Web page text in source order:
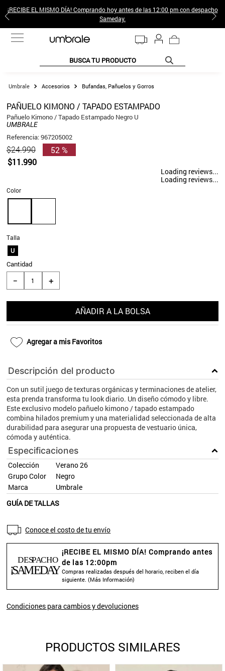
¡RECIBE EL MISMO DÍA! Comprando hoy antes de las 12:00 pm con despacho
Sameday.
BUSCA TU PRODUCTO
Accesorios Bufandas, Pañuelos y Gorros
PAÑUELO KIMONO / TAPADO ESTAMPADO
Pañuelo Kimono / Tapado Estampado Negro U
UMBRALE
Referencia:967205002
$24.990
$11.990
52 %
Loading reviews...
Loading reviews...
Talla
U
Color
Cantidad
＋
－
AÑADIR A LA BOLSA
Agregar a mis Favoritos
Descripción del producto
Con un sutil juego de texturas orgánicas y terminaciones de atelier,
esta prenda transforma tu look diario. Un diseño cómodo y libre.
Este exclusivo modelo pañuelo kimono / tapado estampado
combina hilados premium y una materialidad seleccionada de alta
durabilidad para asegurar una propuesta de vestuario única,
cómoda y auténtica.
Especificaciones
Colección
Verano 26
Grupo Color
Negro
Marca
Umbrale
GUÍA DE TALLAS
Conoce el costo de tu envío
¡RECIBE EL MISMO DÍA! Comprando antes
de las 12:00pm
Compras realizadas después del horario, reciben el día
siguiente. (Más Información)
Condiciones para cambios y devoluciones
PRODUCTOS SIMILARES
TÉRMINOS MÁS BUSCADOS
2.
sweter
4.
gamulan
5.
7.